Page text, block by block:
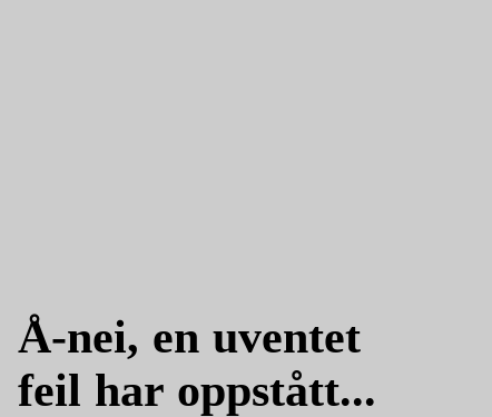
Å-nei, en uventet
feil har oppstått...